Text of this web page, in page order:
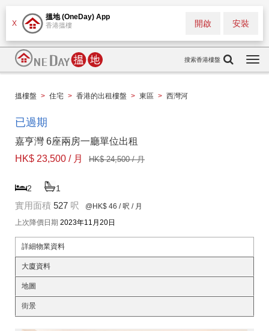
X
搵地 (OneDay) App
香港搵樓 安裝
開啟
搜索香港樓盤
搵樓盤 > 住宅 > 香港的出租樓盤 > 東區 > 西灣河
已過期
嘉亨灣 6座兩房一廳單位出租
HK$ 23,500 / 月
HK$ 24,500 / 月
2 1
實用面積 527 呎 @HK$ 46 / 呎 / 月
上次降價日期 2023年11月20日
詳細物業資料
大廈資料
地圖
街景